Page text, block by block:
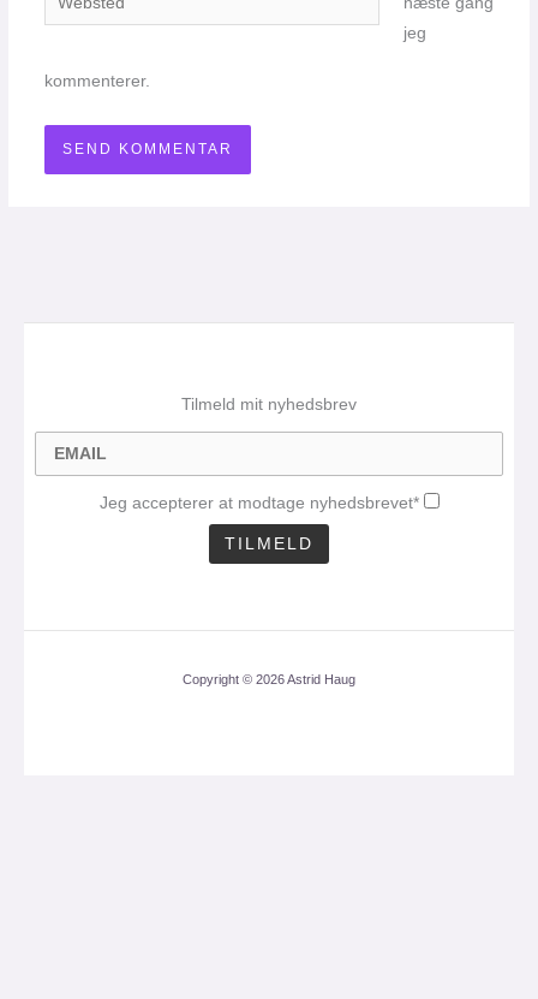
jeg
kommenterer.
Tilmeld mit nyhedsbrev
Jeg accepterer at modtage nyhedsbrevet*
Copyright © 2026 Astrid Haug